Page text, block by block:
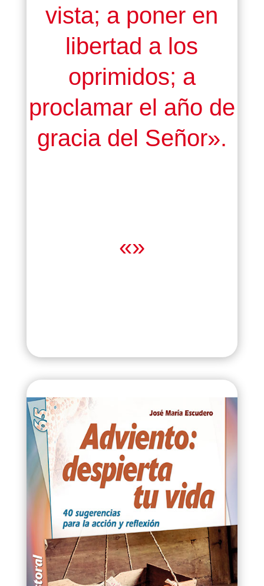
vista; a poner en
libertad a los
oprimidos; a
proclamar el año de
gracia del Señor».
«»